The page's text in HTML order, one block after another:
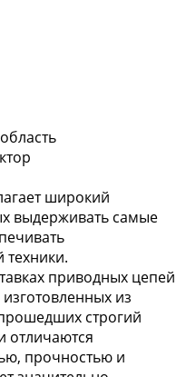
широкий
выдерживать самые
приводных цепей
из
строгий
отличаются
прочностью и